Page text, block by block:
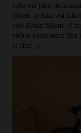
vahepeal juba
hiljem, et ikka vist
veel 10min hiljem, ei
võõras keskkonnas üksi
ei lähe! :)